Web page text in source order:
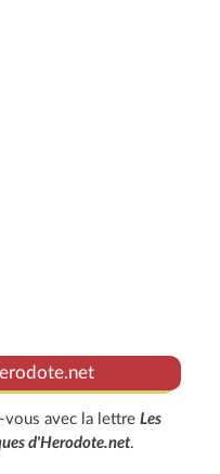
vous avec la lettre Les
d'Herodote.net.